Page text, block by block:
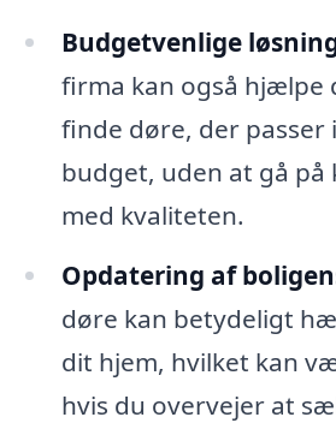
Budgetvenlige
firma kan også hjælpe
finde døre, der passer
budget, uden at gå på
med kvaliteten.
Opdatering af
døre kan betydeligt
dit hjem, hvilket kan
hvis du overvejer at